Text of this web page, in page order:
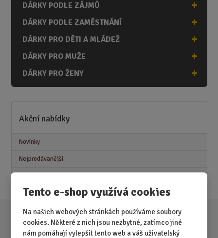
Tento e-shop využívá cookies
Na našich webových stránkách používáme soubory
cookies. Některé z nich jsou nezbytné, zatímco jiné
nám pomáhají vylepšit tento web a váš uživatelský
DÁRKY PODLE ZÁJMŮ
DÁRKY PODLE ZAMĚSTNÁNÍ
DÁRKY PRO DĚTI A MLÁDEŽ
DÁRKY PRO MUŽE
DÁRKY PRO ŽENY
Akční nabídky
Novinky
Nejprodávanější